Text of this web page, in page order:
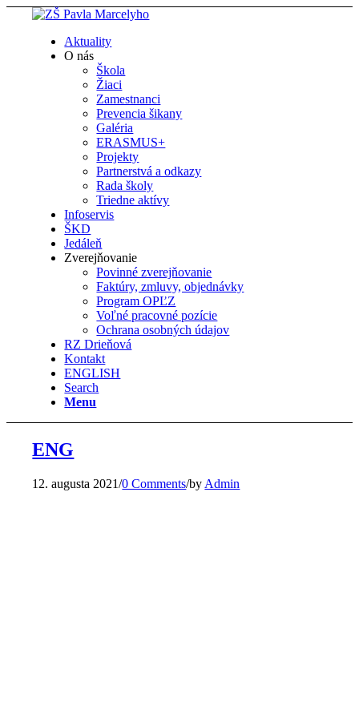
Aktuality
O nás
Škola
Žiaci
Zamestnanci
Prevencia šikany
Galéria
ERASMUS+
Projekty
Partnerstvá a odkazy
Rada školy
Triedne aktívy
Infoservis
ŠKD
Jedáleň
Zverejňovanie
Povinné zverejňovanie
Faktúry, zmluvy, objednávky
Program OPĽZ
Voľné pracovné pozície
Ochrana osobných údajov
RZ Drieňová
Kontakt
ENGLISH
Search
Menu
ENG
12. augusta 2021/0 Comments/by Admin